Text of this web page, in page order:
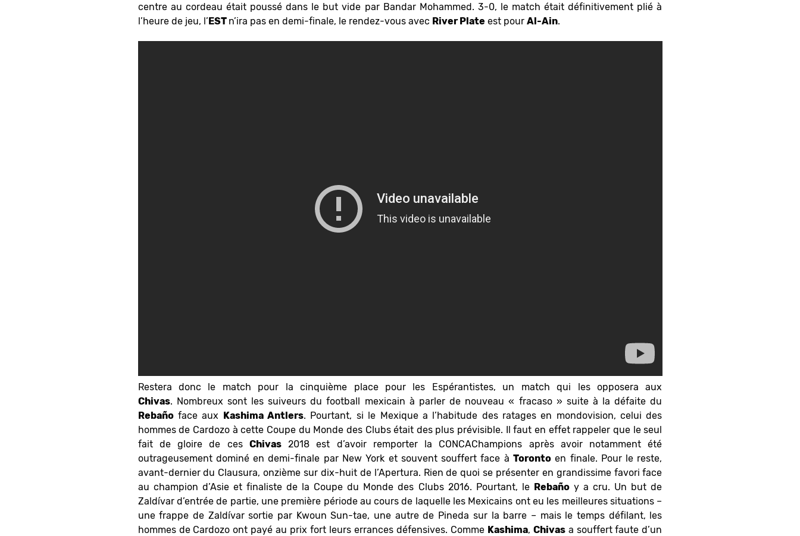
centre au cordeau était poussé dans le but vide par Bandar Mohammed. 3-0, le match était définitivement plié à
l’heure de jeu, l’EST n’ira pas en demi-finale, le rendez-vous avec River Plate est pour Al-Ain.
Restera donc le match pour la cinquième place pour les Espérantistes, un match qui les opposera aux
Chivas. Nombreux sont les suiveurs du football mexicain à parler de nouveau « fracaso » suite à la défaite du
Rebañoface aux Kashima Antlers. Pourtant, si le Mexique a l’habitude des ratages en mondovision, celui des
hommes de Cardozo à cette Coupe du Monde des Clubs était des plus prévisible. Il faut en effet rappeler que le seul
fait de gloire de ces Chivas2018 est d’avoir remporter la CONCAChampions après avoir notamment été
outrageusement dominé en demi-finale par New York et souvent souffert face à Toronto en finale. Pour le reste,
avant-dernier du Clausura, onzième sur dix-huit de l’Apertura. Rien de quoi se présenter en grandissime favori face
au champion d’Asie et finaliste de la Coupe du Monde des Clubs 2016. Pourtant, le Rebañoy a cru. Un but de
Zaldívar d’entrée de partie, une première période au cours de laquelle les Mexicains ont eu les meilleures situations –
une frappe de Zaldívar sortie par Kwoun Sun-tae, une autre de Pineda sur la barre – mais le temps défilant, les
hommes de Cardozo ont payé au prix fort leurs errances défensives. Comme Kashima, Chivasa souffert faute d’un